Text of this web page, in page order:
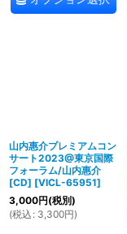
山内惠介プレミアムコン
サート2023@東京国際
フォーラム/山内惠介
[CD] [VICL-65951]
3,000円(税別)
(税込 : 3,300円)